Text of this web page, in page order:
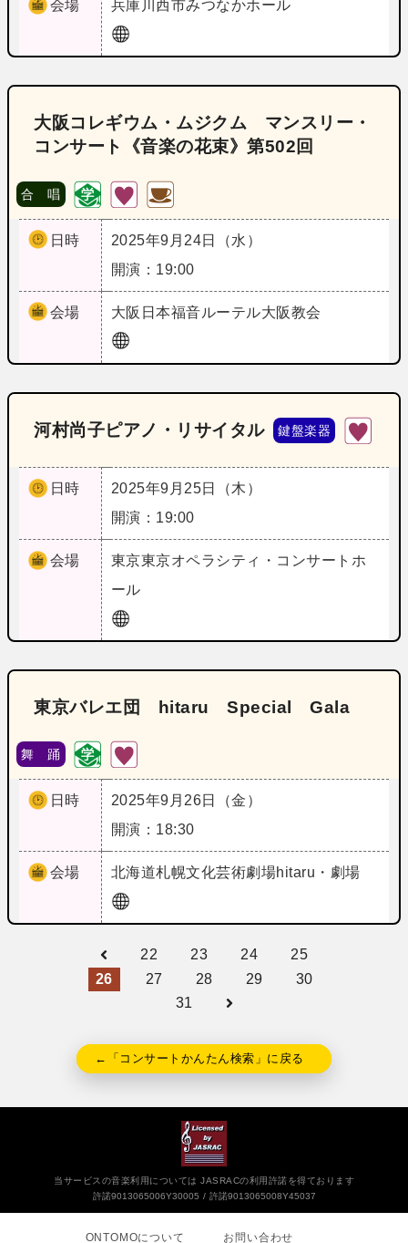
会場 兵庫 川西市みつなかホール
大阪コレギウム・ムジクム マンスリー・
コンサート《音楽の花束》第502回
合 唱
日時
2025年9月24日（水）
開演：19:00
会場 大阪 日本福音ルーテル大阪教会
河村尚子ピアノ・リサイタル 鍵盤楽器
日時
2025年9月25日（木）
開演：19:00
会場 東京東京オペラシティ・コンサートホ
ール
東京バレエ団 hitaru Special Gala
舞 踊
日時
2025年9月26日（金）
開演：18:30
会場 北海道札幌文化芸術劇場hitaru・劇場
22 23 24
25
26
27 28 29
30
31
←「コンサートかんたん検索」に戻る
当サービスの音楽利用については JASRACの利用許諾を得ております
許諾9013065006Y30005
許諾9013065008Y45037
ONTOMOについて お問い合わせ